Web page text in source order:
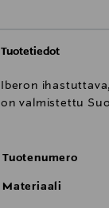
Tuotetiedot
Iberon
on valmistettu
Tuotenumero
Materiaali